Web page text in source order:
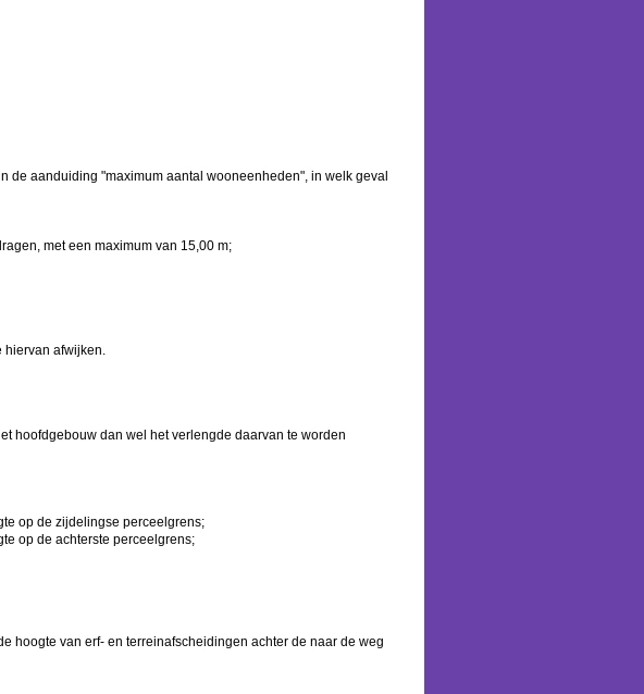
de aanduiding "maximum aantal wooneenheden", in welk geval
met een maximum van 15,00 m;
hiervan afwijken.
hoofdgebouw dan wel het verlengde daarvan te worden
op de zijdelingse perceelgrens;
op de achterste perceelgrens;
hoogte van erf- en terreinafscheidingen achter de naar de weg